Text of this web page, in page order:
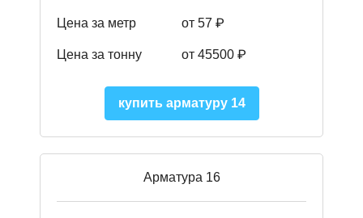
Цена за метр от 57 ₽
Цена за тонну от 45500 ₽
купить арматуру 14
Арматура 16